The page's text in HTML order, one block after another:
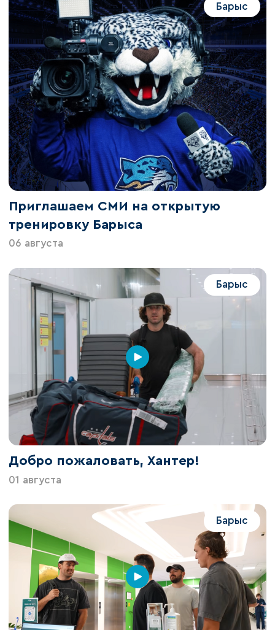
Барыс
Приглашаем СМИ на открытую
тренировку Барыса
06 августа
Барыс
Добро пожаловать, Хантер!
01 августа
Барыс